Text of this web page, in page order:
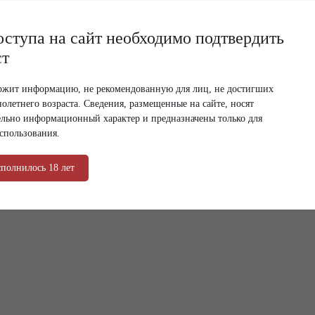
Розе» 0.75
АК Пиано Розе» 0.75
на сайт необходимо подтвердить
информацию, не рекомендованную для лиц, не достигших
возраста. Сведения, размещенные на сайте, носят
информационный характер и предназначены только для